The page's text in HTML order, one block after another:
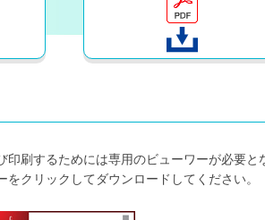
印刷するためには専用のビューワーが必要と
をクリックして ダウンロードしてください。